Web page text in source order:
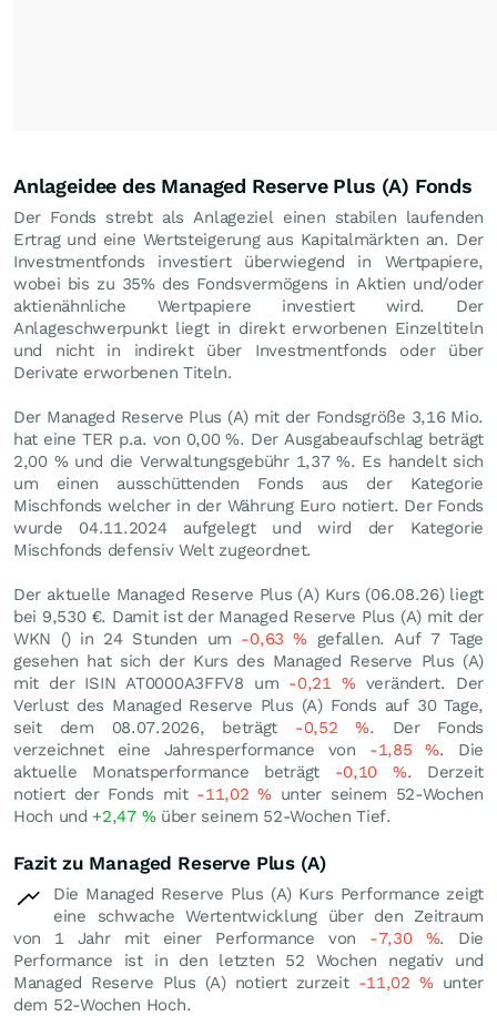
Anlageidee des Managed Reserve Plus (A) Fonds
Der Fonds strebt als Anlageziel einen stabilen laufenden
Ertrag und eine Wertsteigerung aus Kapitalmärkten an. Der
Investmentfonds investiert überwiegend in Wertpapiere,
wobei bis zu 35% des Fondsvermögens in Aktien und/oder
aktienähnliche Wertpapiere investiert wird. Der
Anlageschwerpunkt liegt in direkt erworbenen Einzeltiteln
und nicht in indirekt über Investmentfonds oder über
Derivate erworbenen Titeln.
Der Managed Reserve Plus (A) mit der Fondsgröße 3,16 Mio.
hat eine TER p.a. von 0,00 %. Der Ausgabeaufschlag beträgt
2,00 % und die Verwaltungsgebühr 1,37 %. Es handelt sich
um einen ausschüttenden Fonds aus der Kategorie
Mischfonds welcher in der Währung Euro notiert. Der Fonds
wurde 04.11.2024 aufgelegt und wird der Kategorie
Mischfonds defensiv Welt zugeordnet.
Der aktuelle Managed Reserve Plus (A) Kurs (06.08.26) liegt
bei 9,530 €. Damit ist der Managed Reserve Plus (A) mit der
WKN () in 24 Stunden um -0,63% gefallen. Auf 7 Tage
gesehen hat sich der Kurs des Managed Reserve Plus (A)
mit der ISIN AT0000A3FFV8 um -0,21 %verändert. Der
Verlust des Managed Reserve Plus (A) Fonds auf 30 Tage,
seit dem 08.07.2026, beträgt -0,52%. Der Fonds
verzeichnet eine Jahresperformance von -1,85%. Die
aktuelle Monatsperformance beträgt -0,10 %. Derzeit
notiert der Fonds mit -11,02%unter seinem 52-Wochen
Hoch und +2,47 %über seinem 52-Wochen Tief.
Fazit zu Managed Reserve Plus (A)
Die Managed Reserve Plus (A) Kurs Performance zeigt
eine schwache Wertentwicklung über den Zeitraum
von 1 Jahr mit einer Performance von -7,30 %. Die
Performance ist in den letzten 52 Wochen negativ und
Managed Reserve Plus (A) notiert zurzeit -11,02 %unter
dem 52-Wochen Hoch.